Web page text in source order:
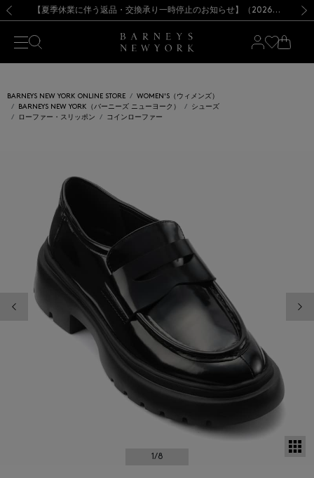
新規登録のお客様も対象！＜MY BARNEYS＞会員のお客様は11,000円（税込）以上のお買上げで常時送料無料！お買い物の際は会員登録を！
【夏季休業に伴う出荷一時停止のお知らせ】(2026.8.7) 【オンラインストア カスタマーセンター夏季休業に関するお知らせ】（2026.8.7）【夏季休業に伴う返品・交換承り一時停止のお知らせ】（2026.8.5）
熊本県を中心とした地震の影響によるお荷物のお届けについて
【開催中】SUMMER SALEのご案内・ご注意事項 新規登録のお客様も対象！＜MY BARNEYS＞会員のお客様は11,000円（税込）以上のお買上げで常時送料無料！お買い物の際は会員登録を！
【夏季休業に伴う出荷一時停止のお知らせ】(2026.8.7)
BARNEYS NEW YORK ONLINE STORE
WOMEN'S（ウィメンズ）
BARNEYS NEW YORK（バーニーズ ニューヨーク）
シューズ
ローファー・スリッポン
コインローファー
前の画像
1/8